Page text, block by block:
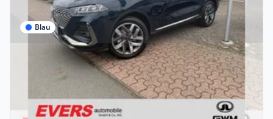
Blau
Gewerbe & Privat
GWM WEY 03 Luxury *LED *Alcantara
*HUD *2 Tonnen Anhängelast *Massage
Hybrid •Automatik •204 PS (150 kW)